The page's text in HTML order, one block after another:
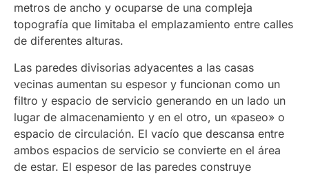
metros de ancho y ocuparse de una compleja
topografía que limitaba el emplazamiento entre calles
de diferentes alturas.
Las paredes divisorias adyacentes a las casas
vecinas aumentan su espesor y funcionan como un
filtro y espacio de servicio generando en un lado un
lugar de almacenamiento y en el otro, un «paseo» o
espacio de circulación. El vacío que descansa entre
ambos espacios de servicio se convierte en el área
de estar. El espesor de las paredes construye